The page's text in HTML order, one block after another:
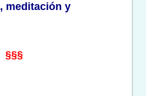
meditación y
§§§